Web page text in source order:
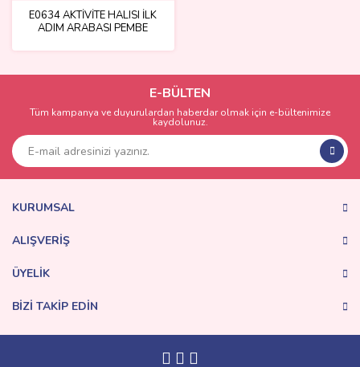
E0634 AKTİVİTE HALISI İLK
ADIM ARABASI PEMBE
E-BÜLTEN
Tüm kampanya ve duyurulardan haberdar olmak için e-bültenimize
kaydolunuz.
KURUMSAL
ALIŞVERİŞ
ÜYELİK
BİZİ TAKİP EDİN